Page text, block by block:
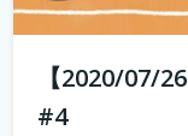
【2020/07/
#4
もコスト0円で自
わからないと感じ